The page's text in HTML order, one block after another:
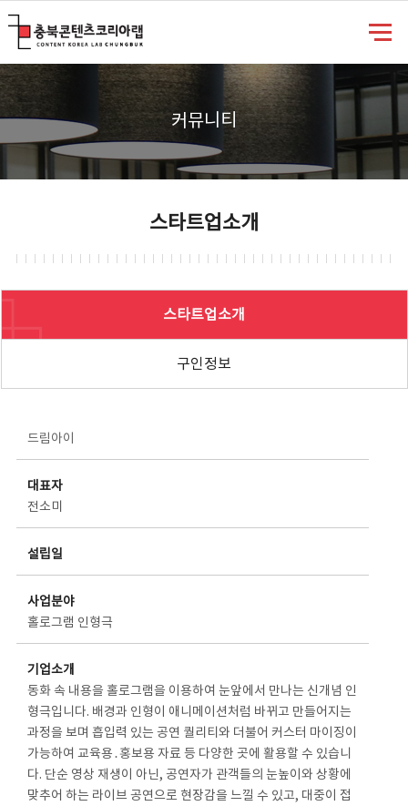
커뮤니티
스타트업소개
스타트업소개
구인정보
드림아이
대표자
전소미
설립일
사업분야
홀로그램 인형극
기업소개
동화 속 내용을 홀로그램을 이용하여 눈앞에서 만나는 신개념 인
형극입니다. 배경과 인형이 애니메이션처럼 바뀌고 만들어지는
과정을 보며 흡입력 있는 공연 퀄리티와 더불어 커스터 마이징이
가능하여 교육용․홍보용 자료 등 다양한 곳에 활용할 수 있습니
다. 단순 영상 재생이 아닌, 공연자가 관객들의 눈높이와 상황에
맞추어 하는 라이브 공연으로 현장감을 느낄 수 있고, 대중이 접